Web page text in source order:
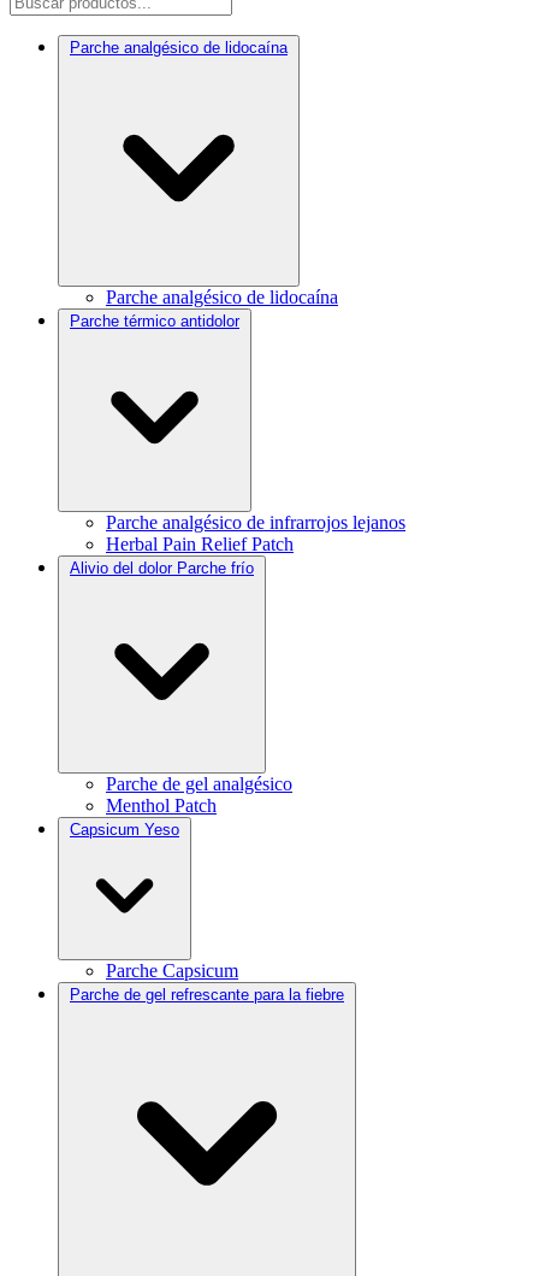
Parche analgésico de lidocaína
Parche analgésico de lidocaína
Parche térmico antidolor
Parche analgésico de infrarrojos lejanos
Herbal Pain Relief Patch
Alivio del dolor Parche frío
Parche de gel analgésico
Menthol Patch
Capsicum Yeso
Parche Capsicum
Parche de gel refrescante para la fiebre